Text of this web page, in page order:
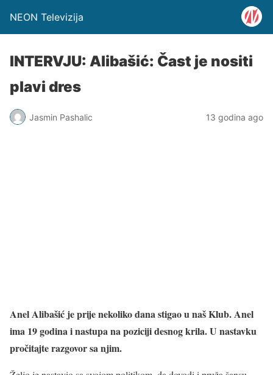
NEON Televizija
INTERVJU: Alibašić: Čast je nositi
plavi dres
Jasmin Pashalic 13 godina ago
Anel Alibašić je prije nekoliko dana stigao u naš Klub. Anel
ima 19 godina i nastupa na poziciji desnog krila. U nastavku
pročitajte razgovor sa njim.